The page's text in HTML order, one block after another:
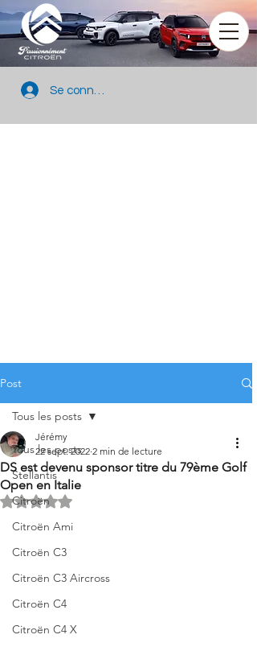
Se connecter
Post
Tous les posts
Stellantis
Citroën
Citroën Ami
Citroën C3
Citroën C3 Aircross
Citroën C4
Citroën C4 X
Tous les posts
DS est devenu sponsor titre du 79ème Golf
Open en Italie
Jérémy
22 sept. 2022 2 min de lecture
Noté NaN étoiles sur 5.